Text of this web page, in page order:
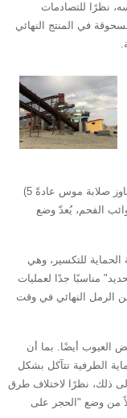
نظرًا للتصادمات
في المنتج النهائي
‌خصائص المواد‌: للمواد ذات الصلابة المنخفضة (لا تتجاوز صلابة موس عادةً 5)
الفحم، يُعدّ وضع
للتكسير، وهي
مناسبًا جدًا لعمليات
الرمل النهائي في وقت
العيوب أيضًا. بما أن
الطرفية تتآكل بشكل
ذلك، نظرًا لاختلاف طرق
من وضع "الحجر على